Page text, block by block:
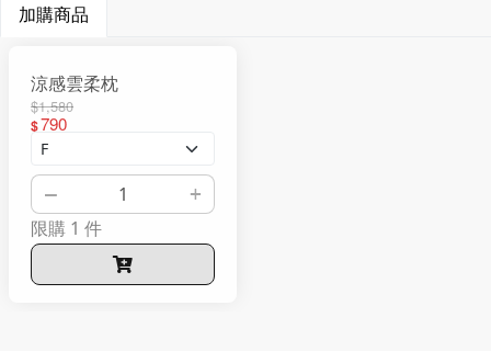
加購商品
涼感雲柔枕
$1,580
$790
– +
限購 1 件